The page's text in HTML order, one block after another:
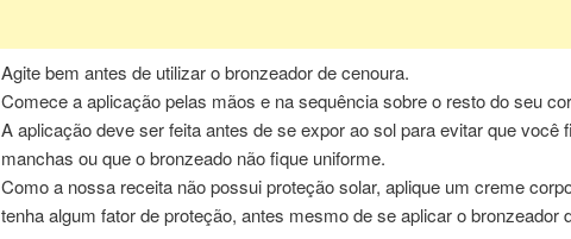
Agite bem antes de utilizar o bronzeador de cenoura.
Comece a aplicação pelas mãos e na sequência sobre o resto do seu
A aplicação deve ser feita antes de se expor ao sol para evitar que você
manchas ou que o bronzeado não fique uniforme.
Como a nossa receita não possui proteção solar, aplique um creme
tenha algum fator de proteção, antes mesmo de se aplicar o bronzeador